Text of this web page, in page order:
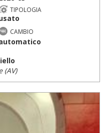
TIPOLOGIA
CAMBIO
(AV)